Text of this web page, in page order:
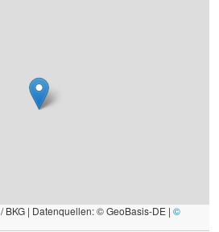
/ BKG | Datenquellen: © GeoBasis-DE | ©